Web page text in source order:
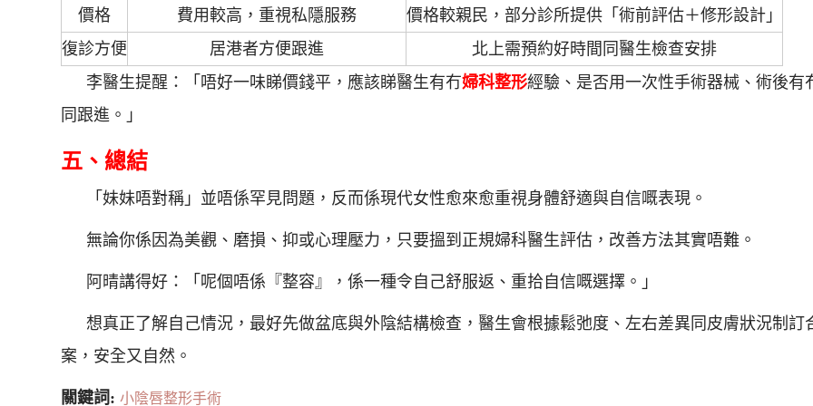
價格
費用較高，重視私隱服務
價格較親民，部分診所提供「術前評估＋修形設計」
復診方便
居港者方便跟進
北上需預約好時間同醫生檢查安排
李醫生提醒：「唔好一味睇價錢平，應該睇醫生有冇婦科整形經驗、是否用一次性手術器械、術後有
同跟進。」
五、總結
「妹妹唔對稱」並唔係罕見問題，反而係現代女性愈來愈重視身體舒適與自信嘅表現。
無論你係因為美觀、磨損、抑或心理壓力，只要搵到正規婦科醫生評估，改善方法其實唔難。
阿晴講得好：「呢個唔係『整容』，係一種令自己舒服返、重拾自信嘅選擇。」
想真正了解自己情況，最好先做盆底與外陰結構檢查，醫生會根據鬆弛度、左右差異同皮膚狀況制訂
案，安全又自然。
關鍵詞:小陰唇整形手術